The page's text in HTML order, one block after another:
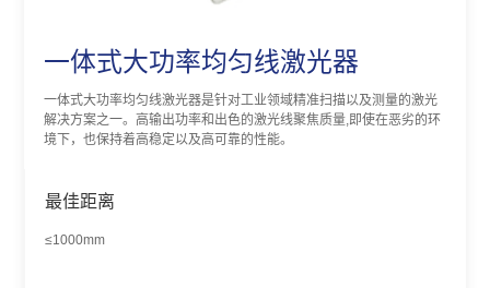
一体式大功率均匀线激光器
一体式大功率均匀线激光器是针对工业领域精准扫描以及测量的激光
解决方案之一。高输出功率和出色的激光线聚焦质量,即使在恶劣的环
境下，也保持着高稳定以及高可靠的性能。
最佳距离
≤1000mm